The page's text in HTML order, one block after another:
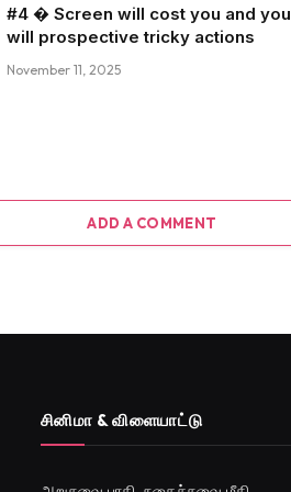
#4 � Screen will cost you and you
will prospective tricky actions
November 11, 2025
ADD A COMMENT
சினிமா & விளையாட்டு